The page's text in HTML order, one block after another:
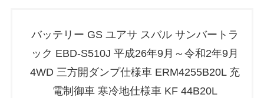
バッテリー GS ユアサ スバル サンバートラ
ック EBD-S510J 平成26年9月～令和2年9月
4WD 三方開ダンプ仕様車 ERM4255B20L 充
電制御車 寒冷地仕様車 KF 44B20L